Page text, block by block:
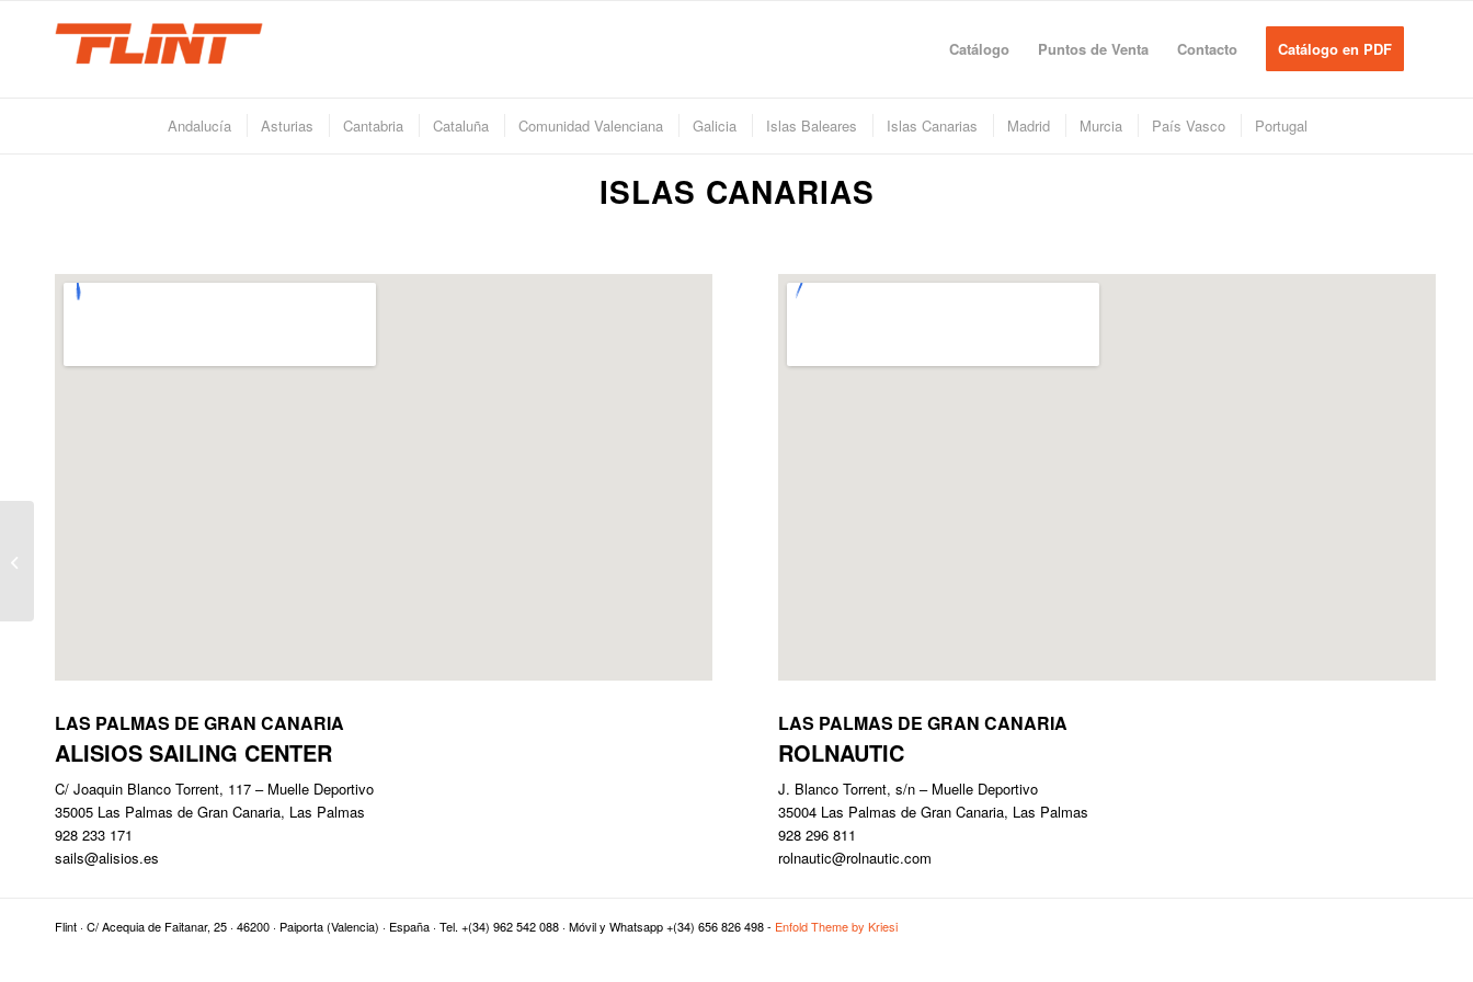
Catálogo Puntos de Venta Contacto Catálogo en PDF
Andalucía Asturias Cantabria Cataluña Comunidad Valenciana Galicia Islas Baleares Islas Canarias Madrid Murcia País Vasco Portugal
ISLAS CANARIAS
LAS PALMAS DE GRAN CANARIA
ALISIOS SAILING CENTER
C/ Joaquin Blanco Torrent, 117 – Muelle Deportivo
35005 Las Palmas de Gran Canaria, Las Palmas
928 233 171
sails@alisios.es
LAS PALMAS DE GRAN CANARIA
ROLNAUTIC
J. Blanco Torrent, s/n – Muelle Deportivo
35004 Las Palmas de Gran Canaria, Las Palmas
928 296 811
rolnautic@rolnautic.com
Flint · C/ Acequia de Faitanar, 25 · 46200 · Paiporta (Valencia) · España · Tel. +(34) 962 542 088 · Móvil y Whatsapp +(34) 656 826 498 - Enfold Theme by Kriesi